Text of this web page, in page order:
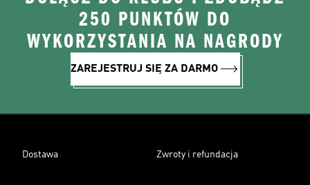
250 PUNKTÓW DO
WYKORZYSTANIA NA NAGRODY
ZAREJESTRUJ SIĘ ZA DARMO
Dostawa Zwroty i refundacja